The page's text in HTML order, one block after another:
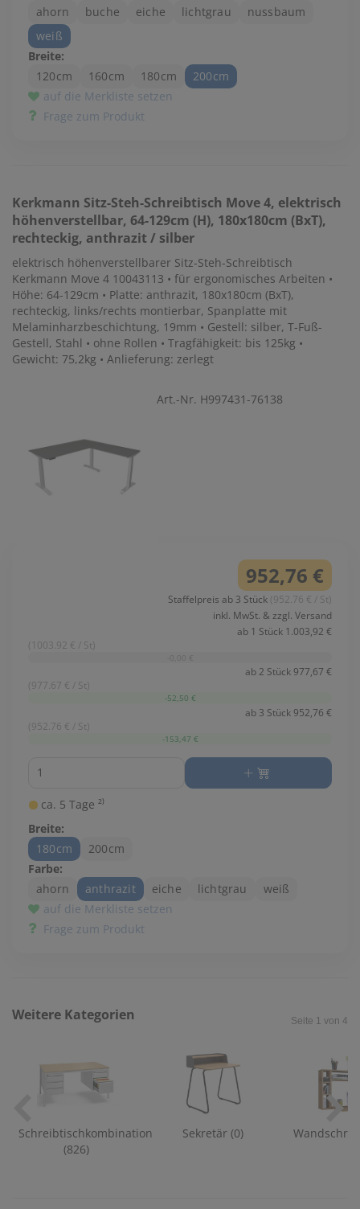
ahorn
buche eiche lichtgrau
nussbaum
weiß
Breite:
120cm
160cm 180cm
200cm
auf die Merkliste setzen
Frage zum Produkt
Kerkmann Sitz-Steh-Schreibtisch Move 4, elektrisch
höhenverstellbar, 64-129cm (H), 180x180cm (BxT),
rechteckig, anthrazit / silber
elektrisch höhenverstellbarer Sitz-Steh-Schreibtisch
Kerkmann Move 4 10043113 • für ergonomisches Arbeiten •
Höhe: 64-129cm • Platte: anthrazit, 180x180cm (BxT),
rechteckig, links/rechts montierbar, Spanplatte mit
Melaminharzbeschichtung, 19mm • Gestell: silber, T-Fuß-
Gestell, Stahl • ohne Rollen • Tragfähigkeit: bis 125kg •
Gewicht: 75,2kg • Anlieferung: zerlegt
Art.-Nr. H997431-76138
952,76 €
Staffelpreis ab 3 Stück (952.76 € / St)
inkl. MwSt. & zzgl. Versand
ab 1 Stück 1.003,92 €
(1003.92 € / St)
ab 2 Stück 977,67 €
(977.67 € / St)
-52,50 €
ab 3 Stück 952,76 €
(952.76 € / St)
-153,47 €
ca. 5 Tage ²⁾
Breite:
180cm
200cm
Farbe:
ahorn
anthrazit eiche lichtgrau
weiß
auf die Merkliste setzen
Frage zum Produkt
Weitere Kategorien
Schreibtischkombination
(826)
Sekretär (0)
Seite 1 von 4